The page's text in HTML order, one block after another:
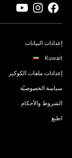
إعدادات البيانات
Kuwait
إعدادات ملفات الكوكيز
سياسة الخصوصيّة
الشروط والأحكام
اطبع